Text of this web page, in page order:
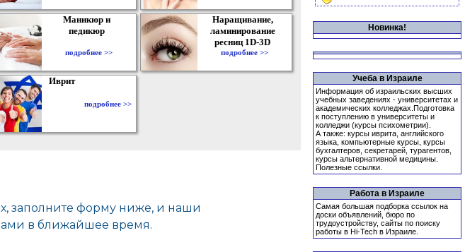
Маникюр и
педикюр
подробнее >>
Наращивание,
ламинирование
ресниц 1D-3D
подробнее >>
Иврит
подробнее >>
Новинка!
Учеба в Израиле
Информация об израильских высших
учебных заведениях - университетах и
академических колледжах.Подготовка
к поступлению в университеты и
колледжи (курсы психометрии).
А также: курсы иврита, английского
языка, компьютерные курсы, курсы
бухгалтеров, секретарей, турагентов,
курсы альтернативной медицины.
Полезные ссылки.
Работа в Израиле
Самая большая подборка ссылок на
доски объявлений, бюро по
трудоустройству, сайты по поиску
работы в Hi-Tech в Израиле.